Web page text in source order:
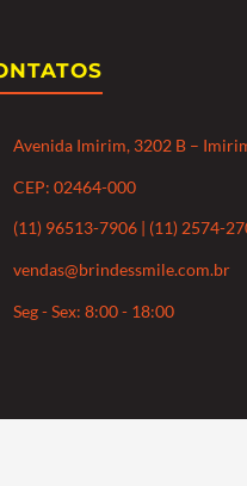
Avenida Imirim, 3202 B –
CEP: 02464-000
(11) 96513-7906 | (11) 2574-
vendas@brindessmile.com.br
Seg - Sex: 8:00 - 18:00